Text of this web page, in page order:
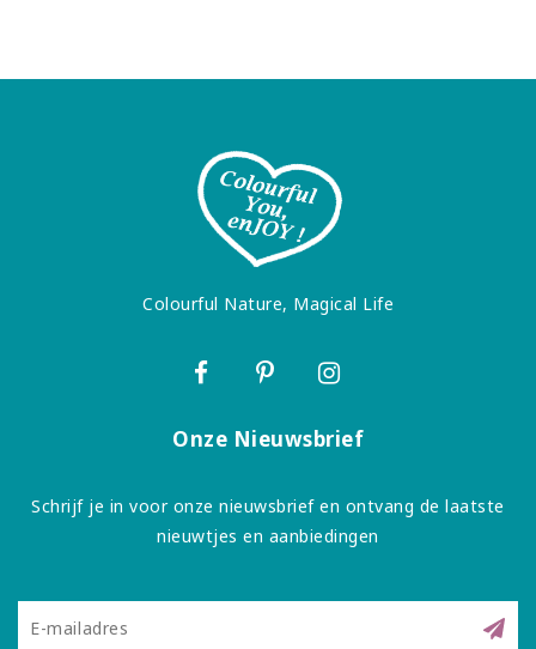
Colourful Nature, Magical Life
Onze Nieuwsbrief
Schrijf je in voor onze nieuwsbrief en ontvang de laatste
nieuwtjes en aanbiedingen